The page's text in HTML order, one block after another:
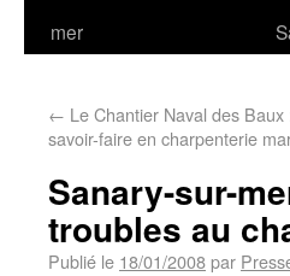
mer
← Le Chantier Naval des
savoir-faire en charpenterie
Sanary-sur-
troubles au
Publié le 18/01/2008par